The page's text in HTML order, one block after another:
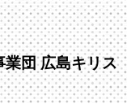
業団広島キリス